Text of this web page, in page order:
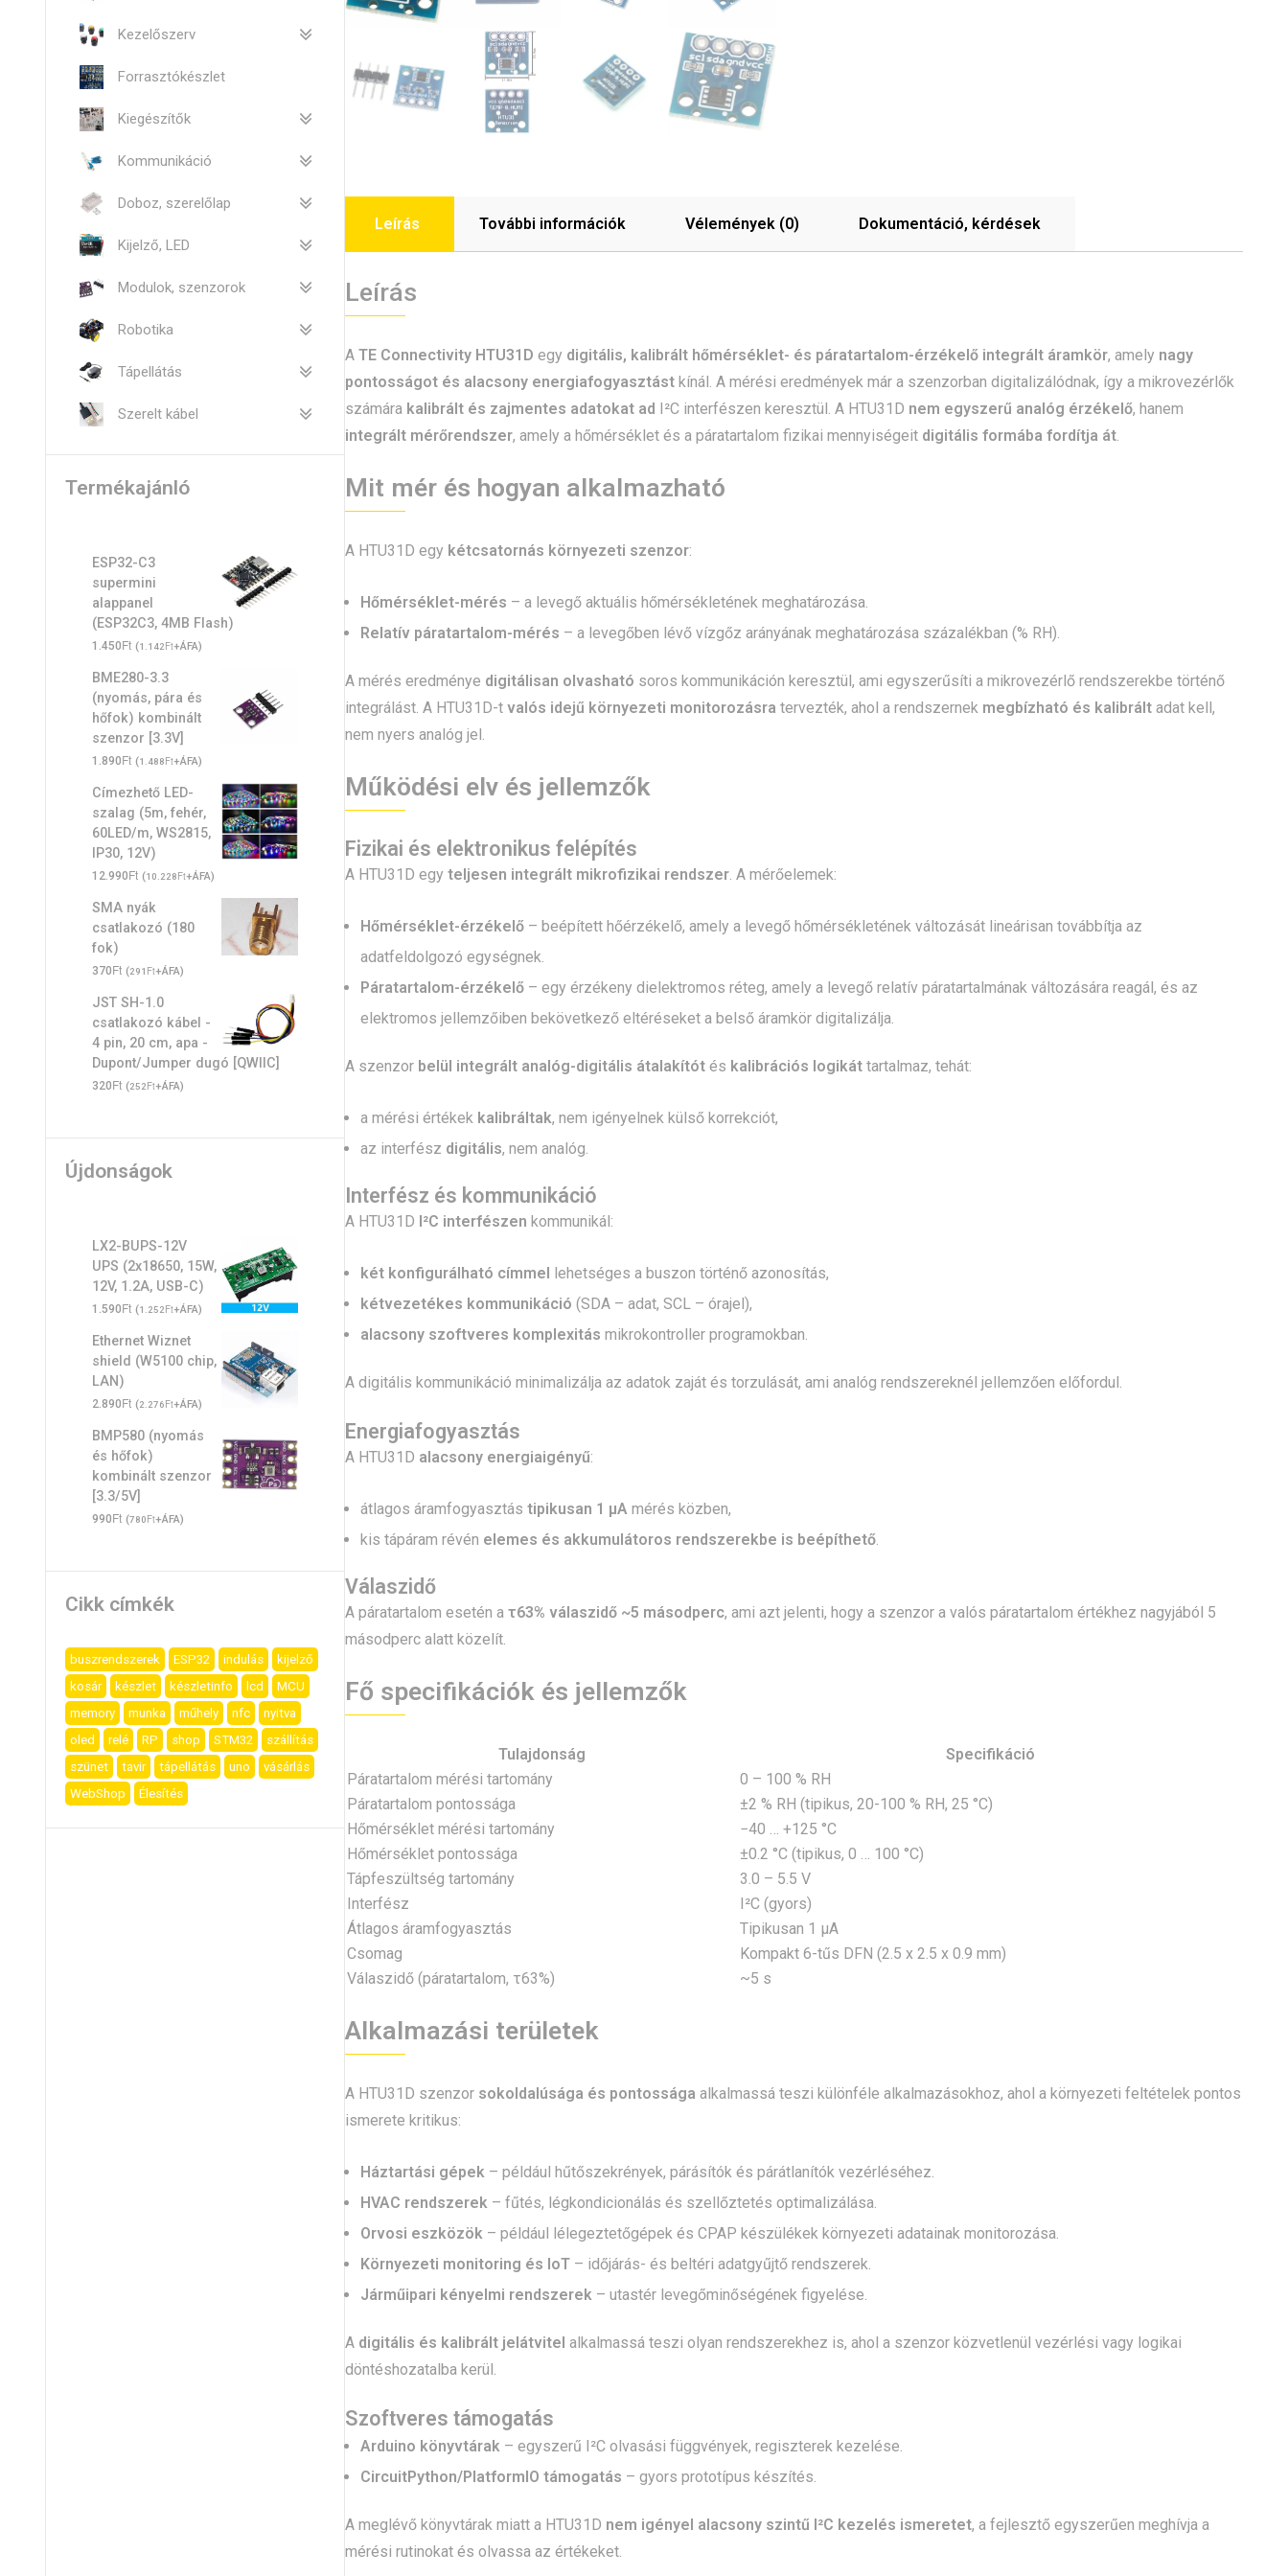
Leírás További információk Vélemények (0) Dokumentáció, kérdések
Leírás
A TE Connectivity HTU31D egy digitális, kalibrált hőmérséklet- és páratartalom-érzékelő integrált áramkör, amely nagy
pontosságot és alacsony energiafogyasztástkínál. A mérési eredmények már a szenzorban digitalizálódnak, így a mikrovezérlők
számára kalibrált és zajmentes adatokat ad I²C interfészen keresztül. A HTU31D nem egyszerű analóg érzékelő, hanem
integrált mérőrendszer, amely a hőmérséklet és a páratartalom fizikai mennyiségeit digitális formába fordítja át.
Mit mér és hogyan alkalmazható
A HTU31D egy kétcsatornás környezeti szenzor:
Hőmérséklet-mérés – a levegő aktuális hőmérsékletének meghatározása.
Relatív páratartalom-mérés – a levegőben lévő vízgőz arányának meghatározása százalékban (% RH).
A mérés eredménye digitálisan olvasható soros kommunikáción keresztül, ami egyszerűsíti a mikrovezérlő rendszerekbe történő
integrálást. A HTU31D-t valós idejű környezeti monitorozásra tervezték, ahol a rendszernek megbízható és kalibráltadat kell,
nem nyers analóg jel.
Működési elv és jellemzők
Fizikai és elektronikus felépítés
A HTU31D egy teljesen integrált mikrofizikai rendszer. A mérőelemek:
Hőmérséklet-érzékelő– beépített hőérzékelő, amely a levegő hőmérsékletének változását lineárisan továbbítja az
adatfeldolgozó egységnek.
Páratartalom-érzékelő– egy érzékeny dielektromos réteg, amely a levegő relatív páratartalmának változására reagál, és az
elektromos jellemzőiben bekövetkező eltéréseket a belső áramkör digitalizálja.
A szenzor belül integrált analóg-digitális átalakítótés kalibrációs logikáttartalmaz, tehát:
a mérési értékek kalibráltak, nem igényelnek külső korrekciót,
az interfész digitális, nem analóg.
Interfész és kommunikáció
A HTU31D I²C interfészen kommunikál:
két konfigurálható címmel lehetséges a buszon történő azonosítás,
kétvezetékes kommunikáció (SDA – adat, SCL – órajel),
alacsony szoftveres komplexitás mikrokontroller programokban.
A digitális kommunikáció minimalizálja az adatok zaját és torzulását, ami analóg rendszereknél jellemzően előfordul.
Energiafogyasztás
A HTU31D alacsony energiaigényű:
átlagos áramfogyasztás tipikusan 1 µAmérés közben,
kis tápáram révén elemes és akkumulátoros rendszerekbe is beépíthető.
Válaszidő
A páratartalom esetén a τ63% válaszidő ~5 másodperc, ami azt jelenti, hogy a szenzor a valós páratartalom értékhez nagyjából 5
másodperc alatt közelít.
Fő specifikációk és jellemzők
Tulajdonság
Specifikáció
Páratartalom mérési tartomány
0 – 100 % RH
Páratartalom pontossága
±2 % RH (tipikus, 20-100 % RH, 25 °C)
Hőmérséklet mérési tartomány
−40 … +125 °C
Hőmérséklet pontossága
±0.2 °C (tipikus, 0 … 100 °C)
Tápfeszültség tartomány
3.0 – 5.5 V
Interfész
I²C (gyors)
Átlagos áramfogyasztás
Tipikusan 1 µA
Csomag
Kompakt 6-tűs DFN (2.5 x 2.5 x 0.9 mm)
Válaszidő (páratartalom, τ63%)
~5 s
Alkalmazási területek
A HTU31D szenzor sokoldalúsága és pontossága alkalmassá teszi különféle alkalmazásokhoz, ahol a környezeti feltételek pontos
ismerete kritikus:
Háztartási gépek– például hűtőszekrények, párásítók és párátlanítók vezérléséhez.
HVAC rendszerek– fűtés, légkondicionálás és szellőztetés optimalizálása.
Orvosi eszközök– például lélegeztetőgépek és CPAP készülékek környezeti adatainak monitorozása.
Környezeti monitoring és IoT– időjárás- és beltéri adatgyűjtő rendszerek.
Járműipari kényelmi rendszerek– utastér levegőminőségének figyelése.
A digitális és kalibrált jelátvitel alkalmassá teszi olyan rendszerekhez is, ahol a szenzor közvetlenül vezérlési vagy logikai
döntéshozatalba kerül.
Szoftveres támogatás
Arduino könyvtárak– egyszerű I²C olvasási függvények, regiszterek kezelése.
CircuitPython/PlatformIO támogatás – gyors prototípus készítés.
A meglévő könyvtárak miatt a HTU31D nem igényel alacsony szintű I²C kezelés ismeretet, a fejlesztő egyszerűen meghívja a
mérési rutinokat és olvassa az értékeket.
Kezelőszerv
Forrasztókészlet
Kiegészítők
Kommunikáció
Doboz, szerelőlap
Kijelző, LED
Modulok, szenzorok
Robotika
Tápellátás
Szerelt kábel
Termékajánló
ESP32-C3
supermini
alappanel
(ESP32C3, 4MB Flash)
1.450Ft (1.142Ft+ÁFA)
BME280-3.3
(nyomás, pára és
hőfok) kombinált
szenzor [3.3V]
1.890Ft (1.488Ft+ÁFA)
Címezhető LED-
szalag (5m, fehér,
60LED/m, WS2815,
IP30, 12V)
12.990Ft (10.228Ft+ÁFA)
SMA nyák
csatlakozó (180
fok)
370Ft (291 Ft+ÁFA)
JST SH-1.0
csatlakozó kábel -
4 pin, 20 cm, apa -
Dupont/Jumper dugó [QWIIC]
320Ft (252Ft+ÁFA)
Újdonságok
LX2-BUPS-12V
UPS (2x18650, 15W,
12V, 1.2A, USB-C)
1.590Ft (1.252Ft+ÁFA)
Ethernet Wiznet
shield (W5100 chip,
LAN)
2.890Ft (2.276Ft+ÁFA)
BMP580 (nyomás
és hőfok)
kombinált szenzor
[3.3/5V]
990Ft (780Ft+ÁFA)
Cikk címkék
buszrendszerek ESP32 indulás
kijelző
kosár
készlet készletinfo lcd
MCU
memory
munka műhely nfc
nyitva
oled
relé RP shop STM32
szállítás
szünet
tavir tápellátás uno
vásárlás
WebShop
Élesítés